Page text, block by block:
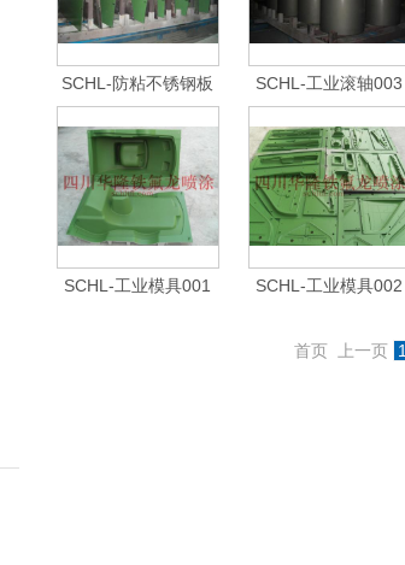
SCHL-防粘不锈钢板
001
SCHL-工业滚轴003
SCHL-工业模具001 SCHL-工业模具002
首页 上一页 1